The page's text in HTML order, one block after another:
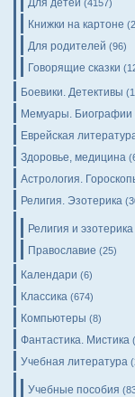
Для детей (4157)
Книжки на картоне
Для родителей (96)
Говорящие сказки
Боевики. Детективы
Мемуары. Биографии
Еврейская
Здоровье, медицина
Астрология.
Религия. Эзотерика
Религия и эзотерика
Православие (25)
Календари (6)
Классика (674)
Компьютеры (8)
Фантастика. Мистика
Учебная литература
Учебные пособия